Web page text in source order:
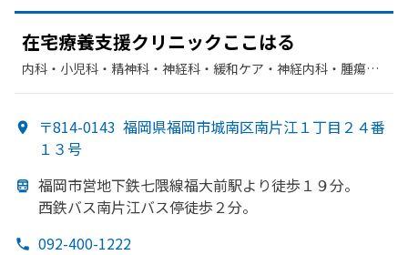
在宅療養支援クリニックここはる
内科・​小児科・​精神科・神経科・​緩和ケア・​神経内科・​腫瘍内
〒814-0143 福岡県福岡市城南区南片江１丁目２４番
１３号
福岡市営地下鉄七隈線福大前駅より徒歩１９分。
西鉄バス南片江バス停徒歩２分。
092-400-1222